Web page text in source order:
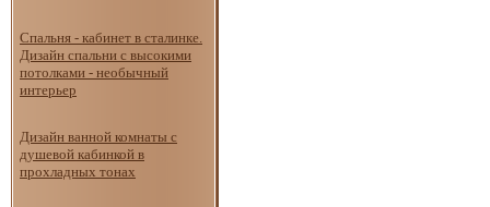
Спальня - кабинет в сталинке.
Дизайн спальни с высокими
потолками - необычный
интерьер
Дизайн ванной комнаты с
душевой кабинкой в
прохладных тонах